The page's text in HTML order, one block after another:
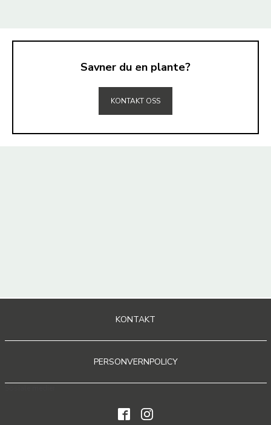
Savner du en plante?
KONTAKT OSS
KONTAKT
PERSONVERNPOLICY